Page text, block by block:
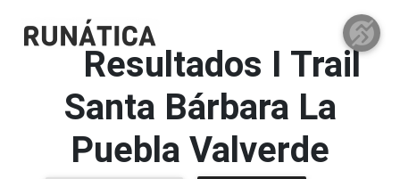
Resultados I Trail
Santa Bárbara La
Puebla Valverde